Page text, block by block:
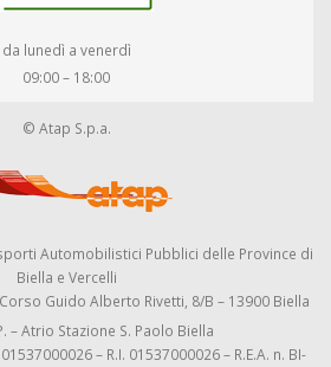
da lunedì a venerdì
09:00 – 18:00
© Atap S.p.a.
Automobilistici Pubblici delle Province di
Biella e Vercelli
Guido Alberto Rivetti, 8/B – 13900 Biella
– Atrio Stazione S. Paolo Biella
– R.I. 01537000026 – R.E.A. n. BI-